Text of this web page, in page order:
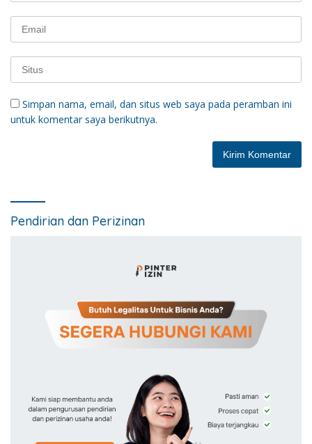
Simpan nama, email, dan situs web saya pada peramban ini
untuk komentar saya berikutnya.
Pendirian dan Perizinan